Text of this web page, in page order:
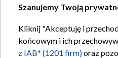
Szanujemy Twoją
Kliknij "Akceptuję i
końcowym i ich
z IAB* (1201 firm)oraz